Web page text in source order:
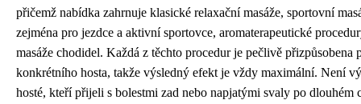
přičemž nabídka zahrnuje klasické relaxační masáže, sportovní
zejména pro jezdce a aktivní sportovce, aromaterapeutické
masáže chodidel. Každá z těchto procedur je pečlivě přizpůsobena
konkrétního hosta, takže výsledný efekt je vždy maximální. Není
hosté, kteří přijeli s bolestmi zad nebo napjatými svaly po dlouhém